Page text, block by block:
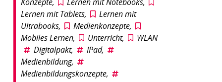
Lernen mit Tablets,
Lernen mit
Ultrabooks, Medienkonzepte,
Mobiles Lernen, Unterricht,
WLAN
Digitalpakt, IPad,
Medienbildung,
Medienbildungskonzepte,